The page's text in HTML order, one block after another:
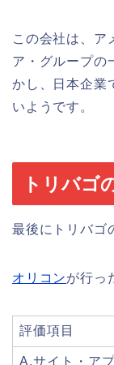
この会社は、ア
ア・グループの
かし、日本企業
いようです。
トリバゴ
最後にトリバゴ
オリコンが行っ
評価項目
A.サイト・ア